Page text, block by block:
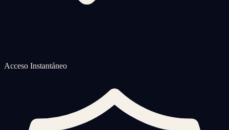
Acceso Instantáneo